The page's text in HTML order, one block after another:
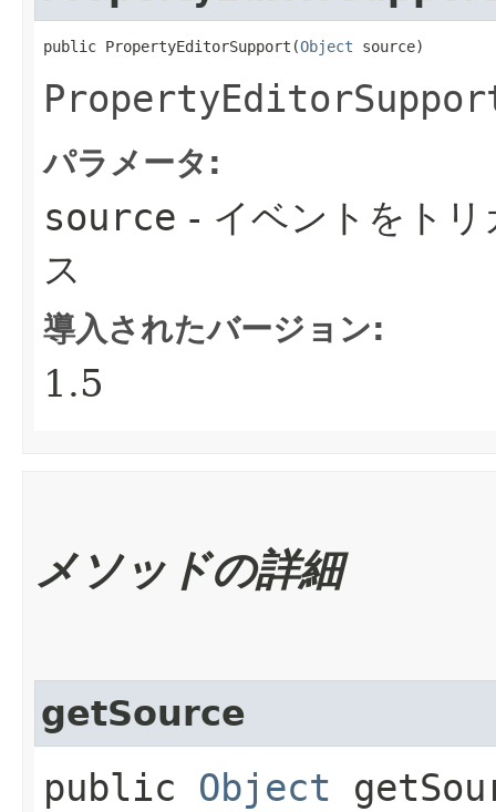
public PropertyEditorSupport​(Object source)
パラメータ:
source - イベントをト
ス
導入されたバージョン:
1.5
メソッドの詳細
getSource
public Object